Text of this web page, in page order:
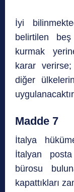
İyi
belirtilen
kurmak
karar
diğer
Madde 7
İtalya
İtalyan
bürosu
kapattıkları